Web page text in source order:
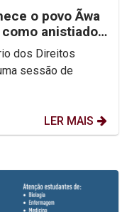
o povo Ãwa
como anistiado
dos Direitos
sessão de
LER MAIS